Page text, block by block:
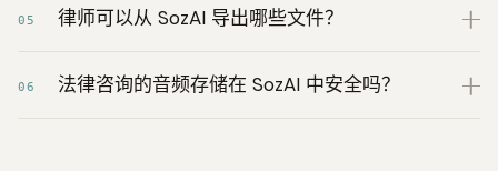
05 律师可以从 SozAI 导出哪些文件？
06 法律咨询的音频存储在 SozAI 中安全吗？